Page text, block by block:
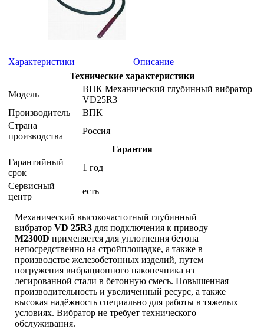
Характеристики
Описание
Технические характеристики
Модель
ВПК Механический глубинный вибратор
VD25R3
Производитель
ВПК
Страна
производства
Россия
Гарантия
Гарантийный
срок
1 год
Сервисный
центр
есть
Механический высокочастотный глубинный
вибратор VD 25R3 для подключения к приводу
M2300D применяется для уплотнения бетона
непосредственно на стройплощадке, а также в
производстве железобетонных изделий, путем
погружения вибрационного наконечника из
легированной стали в бетонную смесь. Повышенная
производительность и увеличенный ресурс, а также
высокая надёжность специально для работы в тяжелых
условиях. Вибратор не требует технического
обслуживания.